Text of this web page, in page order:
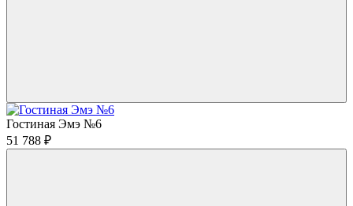
Гостиная Эмэ №6
51 788 ₽